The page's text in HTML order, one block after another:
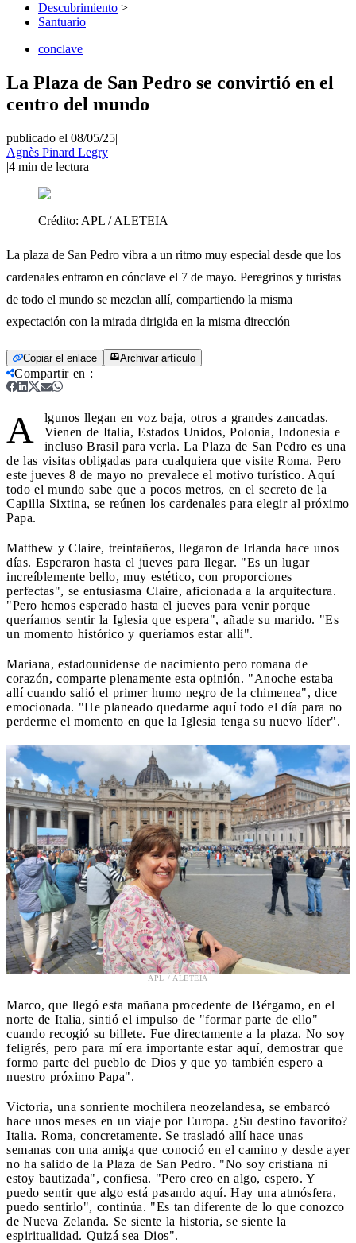
Descubrimiento >
Santuario
conclave
La Plaza de San Pedro se convirtió en el
centro del mundo
publicado el 08/05/25|
Agnès Pinard Legry
|4 min de lectura
Crédito: APL / ALETEIA
La plaza de San Pedro vibra a un ritmo muy especial desde que los
cardenales entraron en cónclave el 7 de mayo. Peregrinos y turistas
de todo el mundo se mezclan allí, compartiendo la misma
expectación con la mirada dirigida en la misma dirección
Copiar el enlace Archivar artículo
Compartir en :
A
lgunos llegan en voz baja, otros a grandes zancadas.
Vienen de Italia, Estados Unidos, Polonia, Indonesia e
incluso Brasil para verla. La Plaza de San Pedro es una
de las visitas obligadas para cualquiera que visite Roma. Pero
este jueves 8 de mayo no prevalece el motivo turístico. Aquí
todo el mundo sabe que a pocos metros, en el secreto de la
Capilla Sixtina, se reúnen los cardenales para elegir al próximo
Papa.
Matthew y Claire, treintañeros, llegaron de Irlanda hace unos
días. Esperaron hasta el jueves para llegar. "Es un lugar
increíblemente bello, muy estético, con proporciones
perfectas", se entusiasma Claire, aficionada a la arquitectura.
"Pero hemos esperado hasta el jueves para venir porque
queríamos sentir la Iglesia que espera", añade su marido. "Es
un momento histórico y queríamos estar allí".
Mariana, estadounidense de nacimiento pero romana de
corazón, comparte plenamente esta opinión. "Anoche estaba
allí cuando salió el primer humo negro de la chimenea", dice
emocionada. "He planeado quedarme aquí todo el día para no
perderme el momento en que la Iglesia tenga su nuevo líder".
APL / ALETEIA
Marco, que llegó esta mañana procedente de Bérgamo, en el
norte de Italia, sintió el impulso de "formar parte de ello"
cuando recogió su billete. Fue directamente a la plaza. No soy
feligrés, pero para mí era importante estar aquí, demostrar que
formo parte del pueblo de Dios y que yo también espero a
nuestro próximo Papa".
Victoria, una sonriente mochilera neozelandesa, se embarcó
hace unos meses en un viaje por Europa. ¿Su destino favorito?
Italia. Roma, concretamente. Se trasladó allí hace unas
semanas con una amiga que conoció en el camino y desde ayer
no ha salido de la Plaza de San Pedro. "No soy cristiana ni
estoy bautizada", confiesa. "Pero creo en algo, espero. Y
puedo sentir que algo está pasando aquí. Hay una atmósfera,
puedo sentirlo", continúa. "Es tan diferente de lo que conozco
de Nueva Zelanda. Se siente la historia, se siente la
espiritualidad. Quizá sea Dios".